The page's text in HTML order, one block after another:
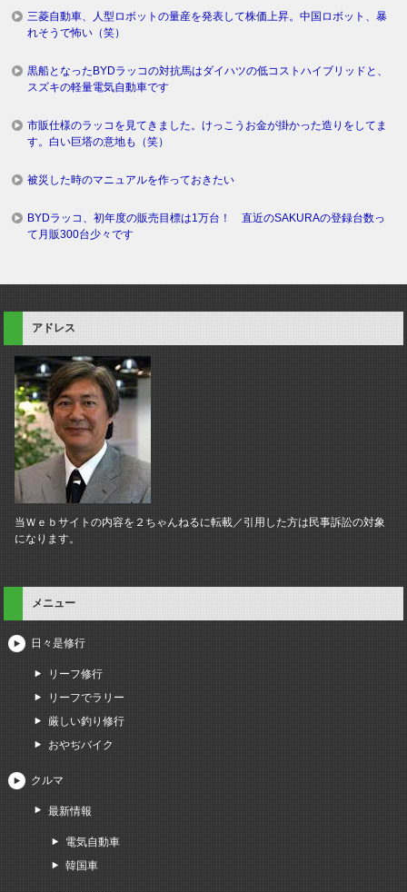
三菱自動車、人型ロボットの量産を発表して株価上昇。中国ロボット、暴
れそうで怖い（笑）
黒船となったBYDラッコの対抗馬はダイハツの低コストハイブリッドと、
スズキの軽量電気自動車です
市販仕様のラッコを見てきました。けっこうお金が掛かった造りをしてま
す。白い巨塔の意地も（笑）
被災した時のマニュアルを作っておきたい
BYDラッコ、初年度の販売目標は1万台！ 直近のSAKURAの登録台数っ
て月販300台少々です
アドレス
当Ｗｅｂサイトの内容を２ちゃんねるに転載／引用した方は民事訴訟の対象
になります。
メニュー
日々是修行
リーフ修行
リーフでラリー
厳しい釣り修行
おやぢバイク
クルマ
最新情報
電気自動車
韓国車